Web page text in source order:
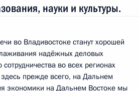
науки и культуры.
во Владивостоке станут хорошей
надёжных деловых
во всех регионах
прежде всего, на Дальнем
экономики на Дальнем Востоке мы